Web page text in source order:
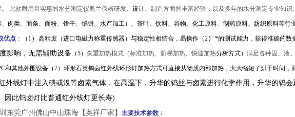
此款耐用且实惠的水分测定仪奥兰仪器研发、设计、制造方面的丰富经验，以及多年的水分测定专业知识
肉类、面条、面粉、饼干、馅饼、水产加工）、茶叶、饮料、谷物、化工原料、制药原料、纺织原料等行
优点 ： （ 1）高精度（进口电磁力称重传感器）与稳定性相结合，易操作 （2）*的测试能力，获得准确的数
影响，无需辅助设备 （5） 失重加热模式 （标准加热、阶梯加热、快速加热分析方式）满足各种固 、液
和其他外围设备 （7）环形石英钨卤红外线环形灯加热方式可直接从物质内部加热，大大缩短了烘干时间
外线灯中注入碘或溴等卤素气体，在高温下，升华的钨丝与卤素进行化学作用，升华的钨会
因此钨卤灯比普通红外线灯更长寿)
东莞广州佛山中山珠海【奥祥厂家】主要技术参数：